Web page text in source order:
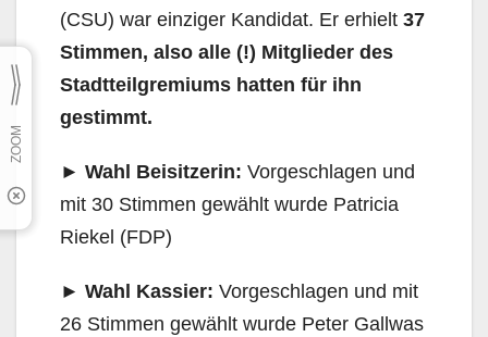
(CSU) war einziger Kandidat. Er erhielt 37
Stimmen, also alle (!) Mitglieder des
Stadtteilgremiums hatten für ihn
gestimmt.
► Wahl Beisitzerin: Vorgeschlagen und
mit 30 Stimmen gewählt wurde Patricia
Riekel (FDP)
► Wahl Kassier: Vorgeschlagen und mit
26 Stimmen gewählt wurde Peter Gallwas